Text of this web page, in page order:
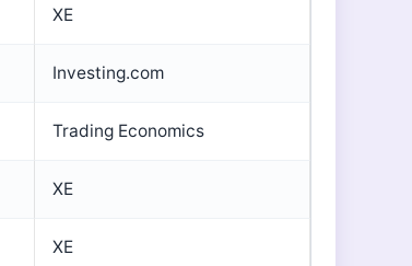
XE
Investing.com
Trading Economics
XE
XE